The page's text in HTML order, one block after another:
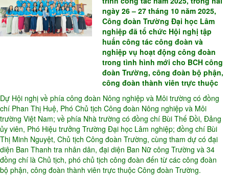
ngày 26 – 27 tháng 10 năm 2025,
Công đoàn Trường Đại học Lâm
nghiệp đã tổ chức Hội nghị tập
huấn công tác công đoàn và
nghiệp vụ hoạt động công đoàn
trong tình hình mới cho BCH công
đoàn Trường, công đoàn bộ phận,
công đoàn thành viên trực thuộc
Dự Hội nghị về phía công đoàn Nông nghiệp và Môi trường có đồng
chí Phan Thị Huệ, Phó Chủ tịch Công đoàn Nông nghiệp và Môi
trường Việt Nam; về phía Nhà trường có đồng chí Bùi Thế Đồi, Đảng
ủy viên, Phó Hiệu trưởng Trường Đại học Lâm nghiệp; đồng chí Bùi
Thị Minh Nguyệt, Chủ tịch Công đoàn Trường, cùng tham dự có đại
diện Ban Thanh tra nhân dân, đại diện Ban Nữ công Trường và 34
đồng chí là Chủ tịch, phó chủ tịch công đoàn đến từ các công đoàn
bộ phận, công đoàn thành viên trực thuộc Công đoàn Trường.